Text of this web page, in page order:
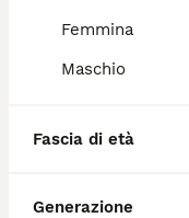
Femmina
Maschio
Fascia di età
Generazione
base a fattori
Quanto
Dogue De